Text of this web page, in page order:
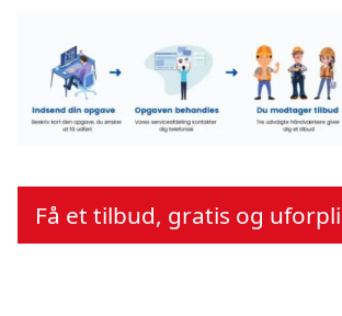
Få et tilbud, gratis og